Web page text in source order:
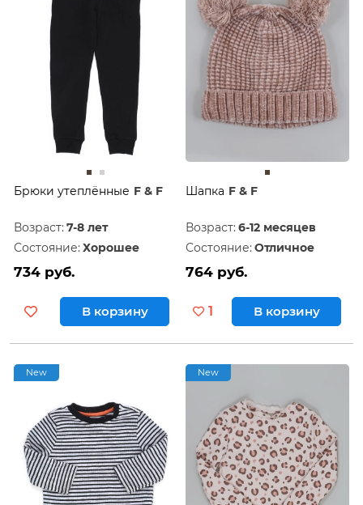
Брюки утеплённые F & F
Возраст: 7-8 лет
Состояние: Хорошее
734 руб.
В корзину
Шапка F & F
Возраст: 6-12 месяцев
Состояние: Отличное
764 руб.
1 В корзину
New New